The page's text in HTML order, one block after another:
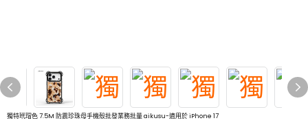
獨特玳瑁色 7.5M 防震珍珠母手機殼批發業務批量 aikusu-適用於 iPhone 17